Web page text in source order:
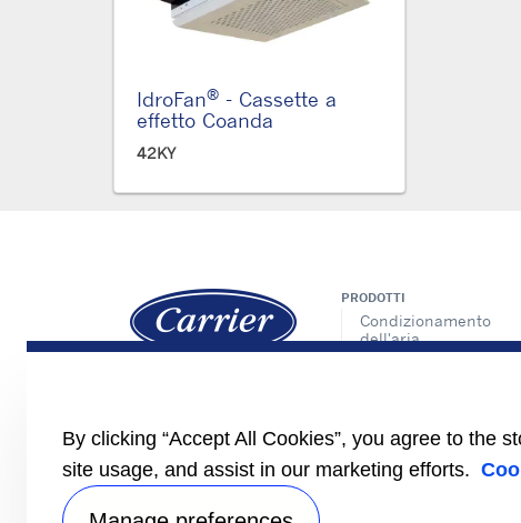
IdroFan® - Cassette a
effetto Coanda
42KY
NEWS
BROCHURE
PRODOTTI
Condizionamento
dell'aria
Sistemi di controllo
By clicking “Accept All Cookies”, you agree to the
site usage, and assist in our marketing efforts.